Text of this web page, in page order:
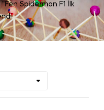
Spiderman F1 İlk